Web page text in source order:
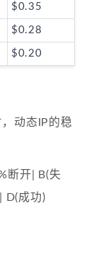
$0.35
$0.28
$0.20
动态IP的稳
断开| B(失
D(成功)